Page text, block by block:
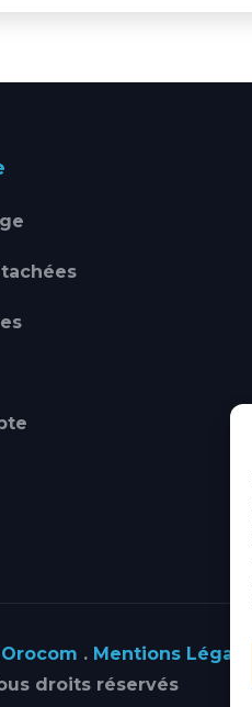
Orocom . Mentions Légales
droits réservés